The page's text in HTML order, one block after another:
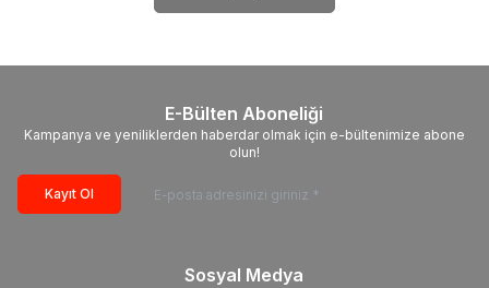
E-Bülten Aboneliği
Kampanya ve yeniliklerden haberdar olmak için e-bültenimize abone
olun!
Kayıt Ol
Sosyal Medya